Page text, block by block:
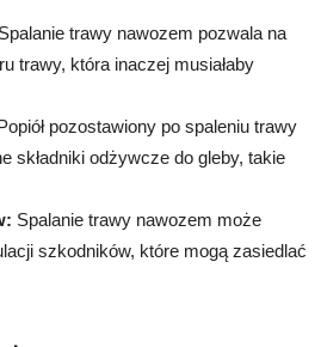
Spalanie trawy nawozem pozwala na
trawy, która inaczej musiałaby
pozostawiony po spaleniu trawy
składniki odżywcze do gleby, takie
Spalanie trawy nawozem może
szkodników, które mogą zasiedlać